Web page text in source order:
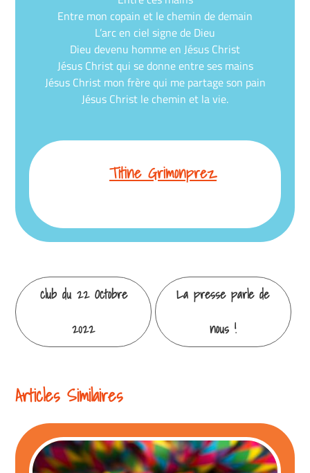
Entre mon copain et le chemin de demain
L’arc en ciel signe de Dieu
Dieu devenu homme en Jésus Christ
Jésus Christ qui se donne entre ses mains
Jésus Christ mon frère qui me partage son pain
Jésus Christ le chemin et la vie.
Titine Grimonprez
Continuer
la
club du 22 Octobre
2022
La presse parle de
nous !
Articles Similaires